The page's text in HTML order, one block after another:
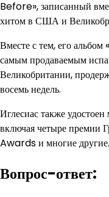
Before», записанный
хитом в США и
Вместе с тем, его
самым продаваемым
Великобритании,
восемь недель.
Иглесиас также
включая четыре
Awards и многие другие.
Вопрос-ответ: